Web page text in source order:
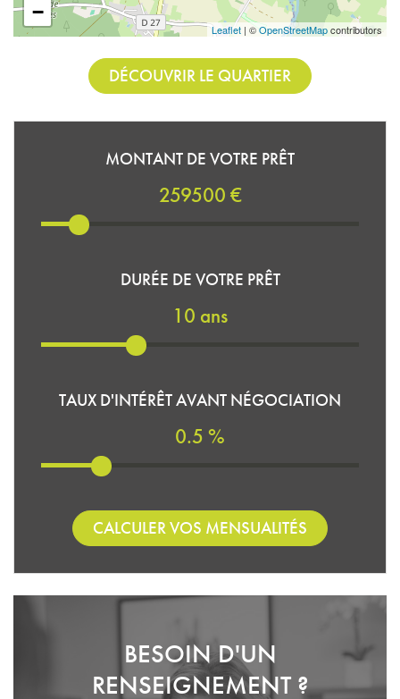
−
Leaflet | ©OpenStreetMapcontributors
DÉCOUVRIR LE QUARTIER
MONTANT DE VOTRE PRÊT
259500 €
DURÉE DE VOTRE PRÊT
10 ans
TAUX D'INTÉRÊT AVANT NÉGOCIATION
0.5 %
CALCULER VOS MENSUALITÉS
BESOIN D'UN
RENSEIGNEMENT ?